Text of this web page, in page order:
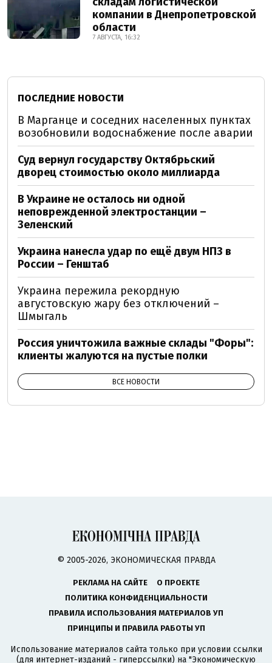
компании в Днепропетровской
области
7 АВГУСТА, 16:32
ПОСЛЕДНИЕ НОВОСТИ
В Марганце и соседних населенных пунктах
возобновили водоснабжение после аварии
Суд вернул государству Октябрьский
дворец стоимостью около миллиарда
В Украине не осталось ни одной
неповрежденной электростанции –
Зеленский
Украина нанесла удар по ещё двум НПЗ в
России – Генштаб
Украина пережила рекордную
августовскую жару без отключений –
Шмыгаль
Россия уничтожила важные склады "Форы":
клиенты жалуются на пустые полки
ВСЕ НОВОСТИ
© 2005-2026, ЭКОНОМИЧЕСКАЯ ПРАВДА
РЕКЛАМА НА САЙТЕ
О ПРОЕКТЕ
ПОЛИТИКА КОНФИДЕНЦИАЛЬНОСТИ
ПРАВИЛА ИСПОЛЬЗОВАНИЯ МАТЕРИАЛОВ УП
ПРИНЦИПЫ И ПРАВИЛА РАБОТЫ УП
Использование материалов сайта только при условии ссылки
(для интернет-изданий - гиперссылки) на "Экономическую